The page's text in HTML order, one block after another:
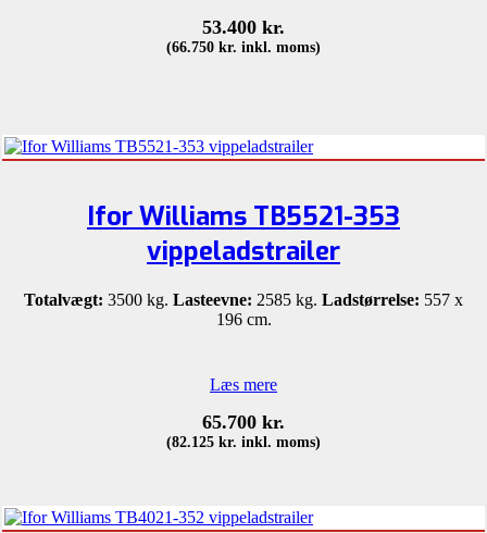
53.400 kr.
(66.750 kr. inkl. moms)
Ifor Williams TB5521-353
vippeladstrailer
Totalvægt: 3500 kg. Lasteevne: 2585 kg. Ladstørrelse: 557 x
196 cm.
Læs mere
65.700 kr.
(82.125 kr. inkl. moms)